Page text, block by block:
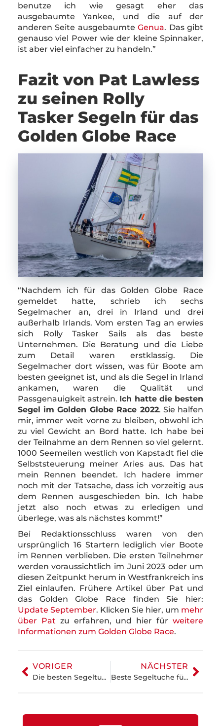
benutze ich wie gesagt eher das
ausgebaumte Yankee, und die auf der
anderen Seite ausgebaumteGenua. Das gibt
genauso viel Power wie der kleine Spinnaker,
ist aber viel einfacher zu handeln.”
Fazit von Pat Lawless
zu seinen Rolly
Tasker Segeln für das
Golden Globe Race
“Nachdem ich für das Golden Globe Race
gemeldet hatte, schrieb ich sechs
Segelmacher an, drei in Irland und drei
außerhalb Irlands. Vom ersten Tag an erwies
sich Rolly Tasker Sails als das beste
Unternehmen. Die Beratung und die Liebe
zum Detail waren erstklassig. Die
Segelmacher dort wissen, was für Boote am
besten geeignet ist, und als die Segel in Irland
ankamen, waren die Qualität und
Passgenauigkeit astrein. Ich hatte die besten
Segel im Golden Globe Race 2022. Sie halfen
mir, immer weit vorne zu bleiben, obwohl ich
zu viel Gewicht an Bord hatte. Ich habe bei
der Teilnahme an dem Rennen so viel gelernt.
1000 Seemeilen westlich von Kapstadt fiel die
Selbststeuerung meiner Aries aus. Das hat
mein Rennen beendet. Ich hadere immer
noch mit der Tatsache, dass ich vorzeitig aus
dem Rennen ausgeschieden bin. Ich habe
jetzt also noch etwas zu erledigen und
überlege, was als nächstes kommt!”
Bei Redaktionsschluss waren von den
ursprünglich 16 Startern lediglich vier Boote
im Rennen verblieben. Die ersten Teilnehmer
werden voraussichtlich im Juni 2023 oder um
diesen Zeitpunkt herum in Westfrankreich ins
Ziel einlaufen. Frühere Artikel über Pat und
das Golden Globe Race finden Sie hier:
Update September. Klicken Sie hier, um mehr
über Pat zu erfahren, und hier fürweitere
Informationen zum Golden Globe Race.
VORIGER
Die besten Segeltuche für Fahrtensegler
NÄCHSTER
Beste Segeltuche für Downwind-Segel